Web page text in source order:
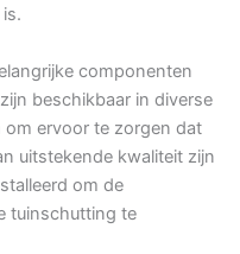
componenten
beschikbaar in diverse
om ervoor te zorgen dat
uitstekende kwaliteit zijn
om de
tuinschutting te